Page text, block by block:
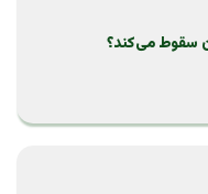
سقوط می‌کند؟